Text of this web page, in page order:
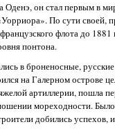
Оденэ, он стал первым в
По сути своей,
флота до
понтона.
в броненосные,
на Галерном острове
артиллерии, пошла
мореходности.
добились